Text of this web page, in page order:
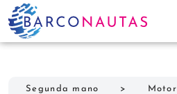
Segunda mano > Motor